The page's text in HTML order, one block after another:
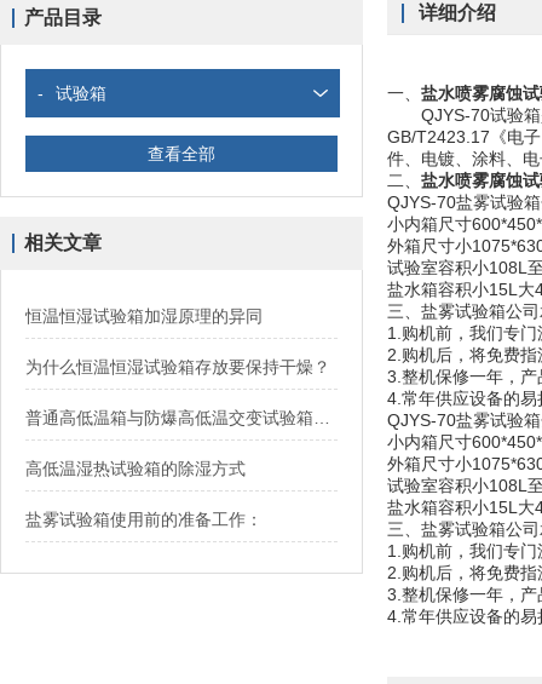
产品目录
- 试验箱
查看全部
相关文章
恒温恒湿试验箱加湿原理的异同
为什么恒温恒湿试验箱存放要保持干燥？
高低温湿热试验箱的除湿方式
盐雾试验箱使用前的准备工作：
详细介绍
一、 盐水喷雾腐蚀
QJYS-70试验箱
GB/T2423.17《电
件、电镀、涂料、
二、 盐水喷雾腐蚀
QJYS-70盐雾试验
小内箱尺寸
外箱尺寸小
试验室容积小108L
盐水箱容积小15L大
三、盐雾试验箱公
1.购机前，我们专
2.购机后，将免费
3.整机保修一年，产
4.常年供应设备的
QJYS-70盐雾试验
小内箱尺寸
外箱尺寸小
试验室容积小108L
盐水箱容积小15L大
三、盐雾试验箱公
1.购机前，我们专
2.购机后，将免费
3.整机保修一年，产
4.常年供应设备的